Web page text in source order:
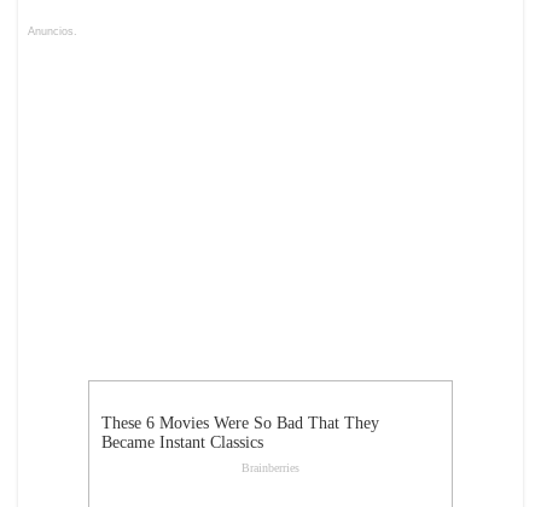
Anuncios.